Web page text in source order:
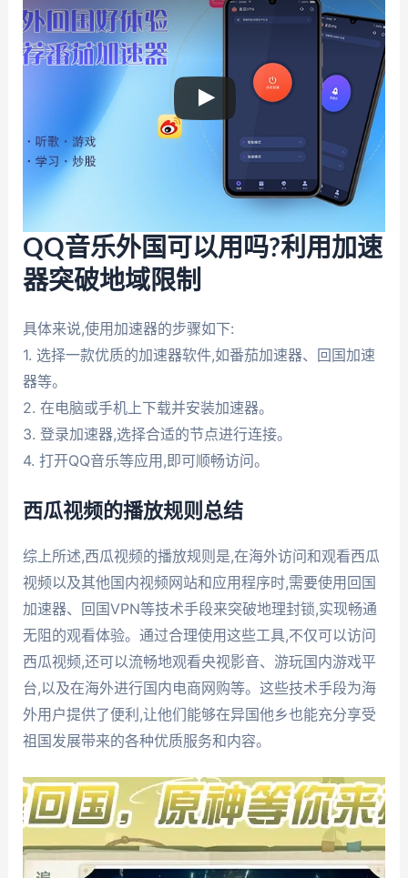
QQ音乐外国可以用吗?利用加速
器突破地域限制
具体来说,使用加速器的步骤如下:
1. 选择一款优质的加速器软件,如番茄加速器、回国加速
器等。
2. 在电脑或手机上下载并安装加速器。
3. 登录加速器,选择合适的节点进行连接。
4. 打开QQ音乐等应用,即可顺畅访问。
西瓜视频的播放规则总结
综上所述,西瓜视频的播放规则是,在海外访问和观看西瓜
视频以及其他国内视频网站和应用程序时,需要使用回国
加速器、回国VPN等技术手段来突破地理封锁,实现畅通
无阻的观看体验。通过合理使用这些工具,不仅可以访问
西瓜视频,还可以流畅地观看央视影音、游玩国内游戏平
台,以及在海外进行国内电商网购等。这些技术手段为海
外用户提供了便利,让他们能够在异国他乡也能充分享受
祖国发展带来的各种优质服务和内容。